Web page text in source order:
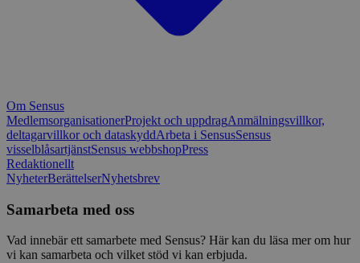
Om Sensus
MedlemsorganisationerProjekt och uppdragAnmälningsvillkor,
deltagarvillkor och dataskyddArbeta i SensusSensus
visselblåsartjänstSensus webbshopPress
Redaktionellt
NyheterBerättelserNyhetsbrev
Samarbeta med oss
Vad innebär ett samarbete med Sensus? Här kan du läsa mer om hur
vi kan samarbeta och vilket stöd vi kan erbjuda.